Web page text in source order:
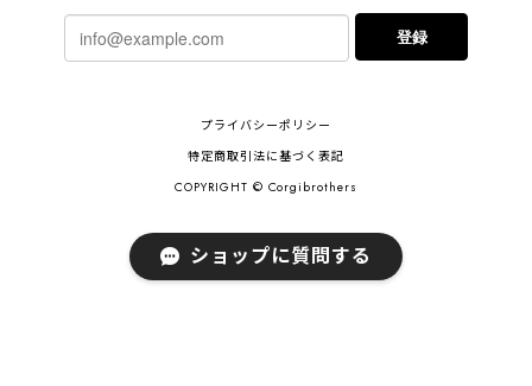
【 柴犬 毛色3色】マグカップ お家用 プレゼント コーギーブラザーズ 犬 うちの子
2024/02/10
した！とても早い対応でありがとうございました。 プ
レゼント用だったけど自分用にも買いたいと思います。
ありがとうございました！！！
登録
プライバシーポリシー
特定商取引法に基づく表記
COPYRIGHT © Corgibrothers
ショップに質問する